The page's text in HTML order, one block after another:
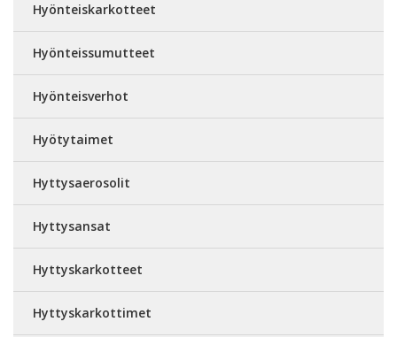
Hyönteiskarkotteet
Hyönteissumutteet
Hyönteisverhot
Hyötytaimet
Hyttysaerosolit
Hyttysansat
Hyttyskarkotteet
Hyttyskarkottimet